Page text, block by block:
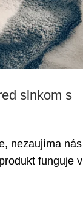
slnkom s
nezaujíma nás
funguje v